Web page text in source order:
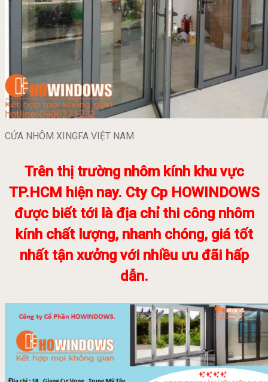
CỬA NHÔM XINGFA VIỆT NAM
Trên thị trường nhôm kính khu vực
TP.HCM hiện nay. Cty Cp HOWINDOWS
được biết tới là địa chỉ thi công nhôm
kính chất lượng, nhanh chóng, giá tốt
nhất tận xưởng với nhiều ưu đãi hấp
dẫn.